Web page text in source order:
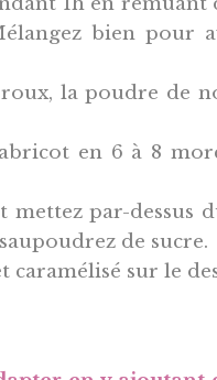
bien pour
la poudre de
en 6 à 8
par-dessus
de sucre.
sur le